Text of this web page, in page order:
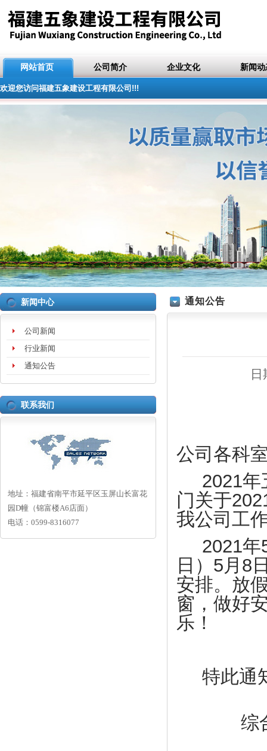
网站首页
欢迎您访问福建五象建设工程有限公司!!!
公司简介 企业文化 新闻动
新闻中心
公司新闻
行业新闻
通知公告
联系我们
地址： 福建省南平市延平区玉屏山长富花
园D幢（锦富楼A6店面）
电话： 0599-8316077
通知公告
公司各科
2021年
门关于
我公司工
2021年
日） 5月 8
安排。放
窗，做好
乐！
特此通
综